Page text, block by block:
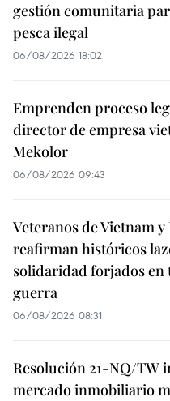
gestión comunitaria
pesca ilegal
06/08/2026 18:02
Emprenden proceso
director de empresa
Mekolor
06/08/2026 09:43
Veteranos de Vietnam y
reafirman históricos
solidaridad forjados en
guerra
06/08/2026 08:31
Resolución 21-NQ/TW
mercado inmobiliario